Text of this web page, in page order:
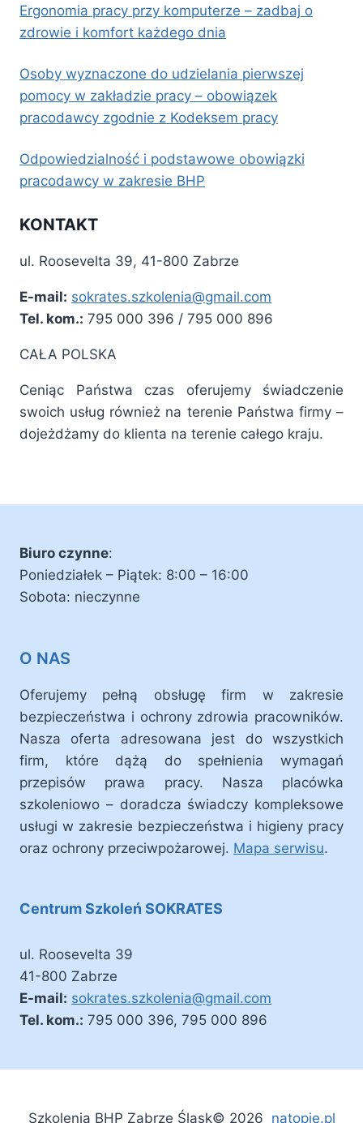
Ergonomia pracy przy komputerze – zadbaj o
zdrowie i komfort każdego dnia
Osoby wyznaczone do udzielania pierwszej
pomocy w zakładzie pracy – obowiązek
pracodawcy zgodnie z Kodeksem pracy
Odpowiedzialność i podstawowe obowiązki
pracodawcy w zakresie BHP
KONTAKT
ul. Roosevelta 39, 41-800 Zabrze
E-mail: sokrates.szkolenia@gmail.com
Tel. kom.: 795 000 396 / 795 000 896
CAŁA POLSKA
Ceniąc Państwa czas oferujemy świadczenie
swoich usług również na terenie Państwa firmy –
dojeżdżamy do klienta na terenie całego kraju.
Biuro czynne:
Poniedziałek – Piątek: 8:00 – 16:00
Sobota: nieczynne
O NAS
Oferujemy pełną obsługę firm w zakresie
bezpieczeństwa i ochrony zdrowia pracowników.
Nasza oferta adresowana jest do wszystkich
firm, które dążą do spełnienia wymagań
przepisów prawa pracy. Nasza placówka
szkoleniowo – doradcza świadczy kompleksowe
usługi w zakresie bezpieczeństwa i higieny pracy
oraz ochrony przeciwpożarowej. Mapa serwisu.
Centrum Szkoleń SOKRATES
ul. Roosevelta 39
41-800 Zabrze
E-mail: sokrates.szkolenia@gmail.com
Tel. kom.: 795 000 396, 795 000 896
Szkolenia BHP Zabrze Śląsk© 2026 natopie.pl